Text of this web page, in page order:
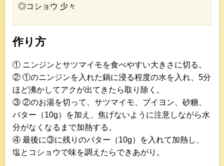
◎コショウ 少々
作り方
① ニンジンとサツマイモを食べやすい大きさに切る。
② ①のニンジンを入れた鍋に浸る程度の水を入れ、5分
ほど沸かしてアクが出てきたら取り除く。
③ ②のお湯を切って、サツマイモ、ブイヨン、砂糖、
バター（10g）を加え、焦げないように注意しながら水
分がなくなるまで加熱する。
④ 最後に③に残りのバター（10g）を入れて加熱し、
塩とコショウで味を調えたらできあがり。